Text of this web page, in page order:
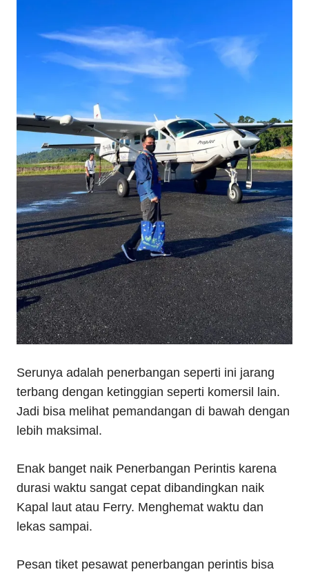
Serunya adalah penerbangan seperti ini jarang
terbang dengan ketinggian seperti komersil lain.
Jadi bisa melihat pemandangan di bawah dengan
lebih maksimal.
Enak banget naik Penerbangan Perintis karena
durasi waktu sangat cepat dibandingkan naik
Kapal laut atau Ferry. Menghemat waktu dan
lekas sampai.
Pesan tiket pesawat penerbangan perintis bisa